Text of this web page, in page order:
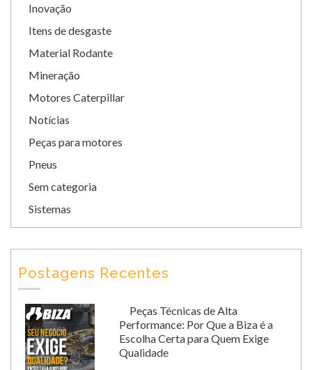
Inovação
Itens de desgaste
Material Rodante
Mineração
Motores Caterpillar
Notícias
Peças para motores
Pneus
Sem categoria
Sistemas
Postagens Recentes
Peças Técnicas de Alta
Performance: Por Que a Biza é a
Escolha Certa para Quem Exige
Qualidade